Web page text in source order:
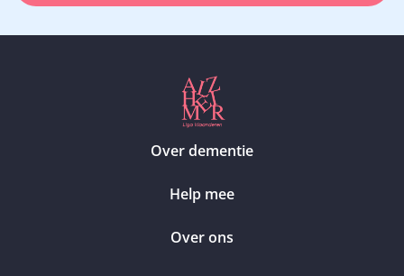
Over dementie
Help mee
Over ons